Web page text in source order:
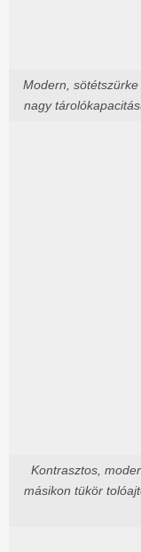
Modern,
nagy
Kontrasztos,
másikon tükör